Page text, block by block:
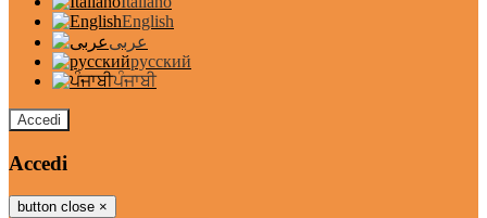
English
عربى
русский
ਪੰਜਾਬੀ
Accedi
Accedi
button close ×